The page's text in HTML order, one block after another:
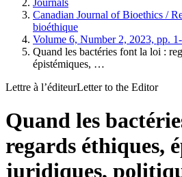
Canadian Journal of Bioethics /
bioéthique
Volume 6, Number 2, 2023, pp.
Quand les bactéries font la loi :
épistémiques, …
Lettre à l’éditeurLetter to the Editor
Quand les
regards éthiques,
juridiques,